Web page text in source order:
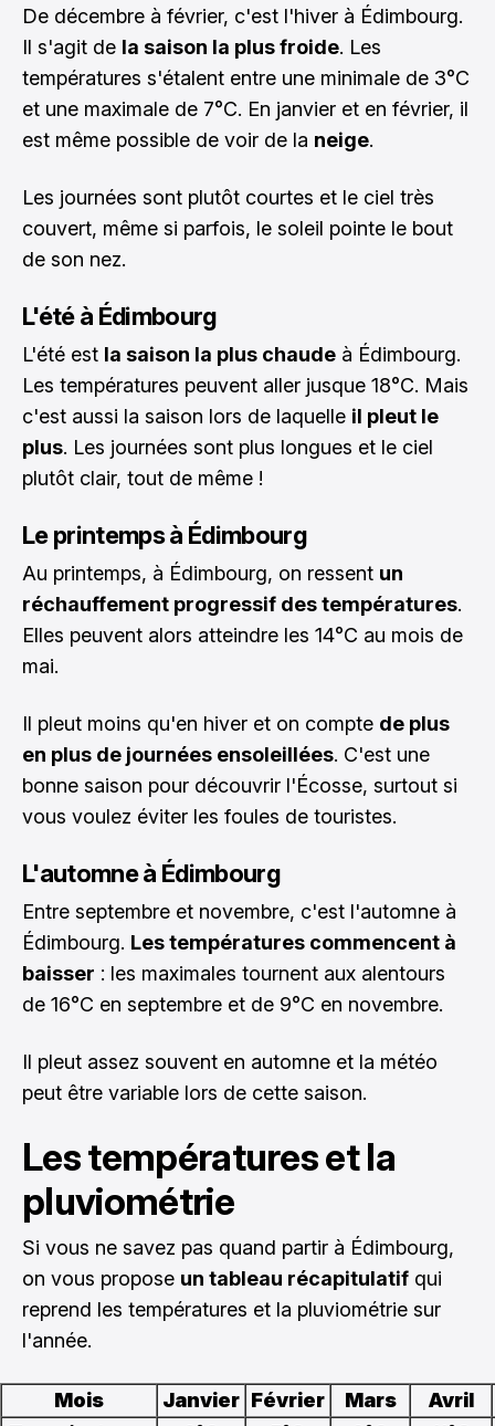
De décembre à février, c'est l'hiver à Édimbourg.
Il s'agit de la saison la plus froide. Les
températures s'étalent entre une minimale de 3°C
et une maximale de 7°C. En janvier et en février, il
est même possible de voir de la neige.
Les journées sont plutôt courtes et le ciel très
couvert, même si parfois, le soleil pointe le bout
de son nez.
L'été à Édimbourg
L'été est la saison la plus chaude à Édimbourg.
Les températures peuvent aller jusque 18°C. Mais
c'est aussi la saison lors de laquelle il pleut le
plus. Les journées sont plus longues et le ciel
plutôt clair, tout de même !
Le printemps à Édimbourg
Au printemps, à Édimbourg, on ressent un
réchauffement progressif des températures.
Elles peuvent alors atteindre les 14°C au mois de
mai.
Il pleut moins qu'en hiver et on compte de plus
en plus de journées ensoleillées. C'est une
bonne saison pour découvrir l'Écosse, surtout si
vous voulez éviter les foules de touristes.
L'automne à Édimbourg
Entre septembre et novembre, c'est l'automne à
Édimbourg. Les températures commencent à
baisser : les maximales tournent aux alentours
de 16°C en septembre et de 9°C en novembre.
Il pleut assez souvent en automne et la météo
peut être variable lors de cette saison.
Les températures et la
pluviométrie
Si vous ne savez pas quand partir à Édimbourg,
on vous propose un tableau récapitulatif qui
reprend les températures et la pluviométrie sur
l'année.
Mois Janvier Février Mars
Avril